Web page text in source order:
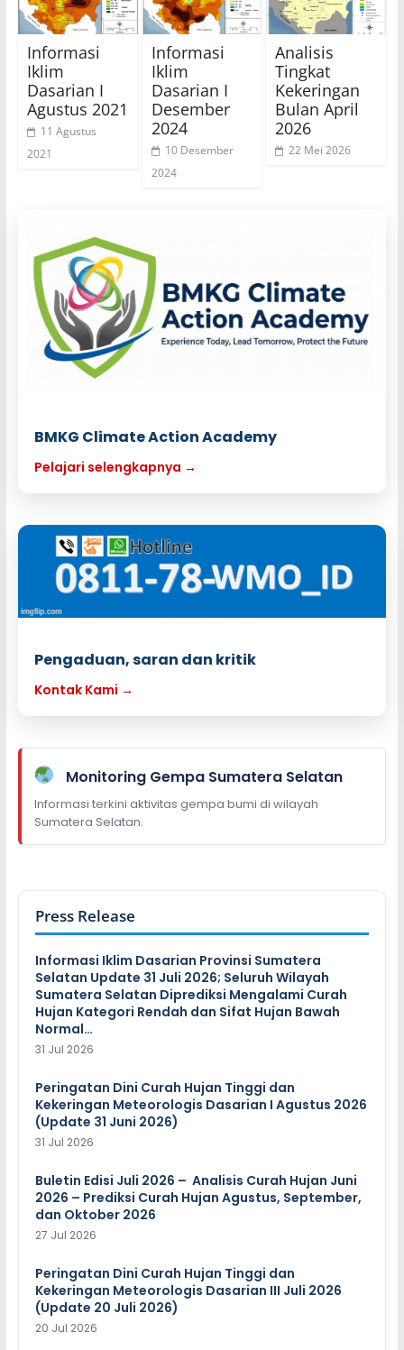
Informasi
Iklim
Dasarian I
Agustus 2021
11 Agustus
2021
Informasi
Iklim
Dasarian I
Desember
2024
10 Desember
2024
Analisis
Tingkat
Kekeringan
Bulan April
2026
22 Mei 2026
BMKG Climate Action Academy
Pelajari selengkapnya →
Pengaduan, saran dan kritik
Kontak Kami →
Monitoring Gempa Sumatera Selatan
Informasi terkini aktivitas gempa bumi di wilayah
Sumatera Selatan.
Press Release
Informasi Iklim Dasarian Provinsi Sumatera
Selatan Update 31 Juli 2026; Seluruh Wilayah
Sumatera Selatan Diprediksi Mengalami Curah
Hujan Kategori Rendah dan Sifat Hujan Bawah
Normal…
31 Jul 2026
Peringatan Dini Curah Hujan Tinggi dan
Kekeringan Meteorologis Dasarian I Agustus 2026
(Update 31 Juni 2026)
31 Jul 2026
Buletin Edisi Juli 2026 – Analisis Curah Hujan Juni
2026 – Prediksi Curah Hujan Agustus, September,
dan Oktober 2026
27 Jul 2026
Peringatan Dini Curah Hujan Tinggi dan
Kekeringan Meteorologis Dasarian III Juli 2026
(Update 20 Juli 2026)
20 Jul 2026